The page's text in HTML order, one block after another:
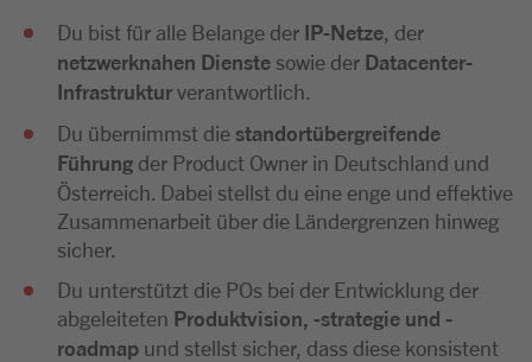
Du bist für alle Belange der IP-Netze , der
netzwerknahen Dienste sowie der Datacenter-
Infrastrukturverantwortlich.
Du übernimmst die standortübergreifende
Führung der Product Owner in Deutschland und
Österreich. Dabei stellst du eine enge und effektive
Zusammenarbeit über die Ländergrenzen hinweg
sicher.
Du unterstützt die POs bei der Entwicklung der
abgeleiteten Produktvision, -strategie und -
roadmap und stellst sicher, dass diese konsistent